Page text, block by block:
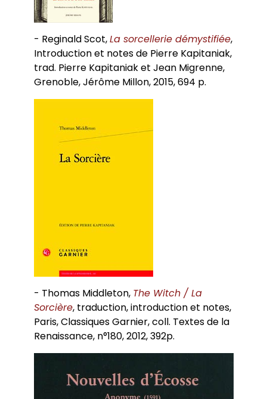
Descriptifs des cours
Emploi du temps
CLES
IELTS
International
ERASMUS
MICEFA
BCI
Hors Europe et Amérique du Nord
Assistants de langues
- Reginald Scot,La sorcellerie démystifiée,
Introduction et notes de Pierre Kapitaniak,
trad. Pierre Kapitaniak et Jean Migrenne,
Grenoble, Jérôme Millon, 2015, 694 p.
- Thomas Middleton, The Witch / La
Sorcière, traduction, introduction et notes,
Paris, Classiques Garnier, coll. Textes de la
Renaissance, n°180, 2012, 392p.